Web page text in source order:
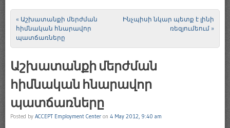
Post navigation
« Աշխատանքի մերժման
հիմնական հնարավոր
պատճառները
Ինչպիսի նկար պետք է լինի
ռեզյումեում »
Աշխատանքի մերժման
հիմնական հնարավոր
պատճառները
Posted by ACCEPT Employment Center on 4 May 2012, 9:40 am